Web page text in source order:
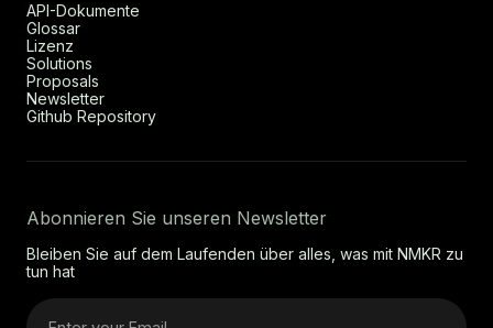
API-Dokumente
Glossar
Lizenz
Solutions
Proposals
Newsletter
Github Repository
Abonnieren Sie unseren Newsletter
Bleiben Sie auf dem Laufenden über alles, was mit NMKR zu
tun hat